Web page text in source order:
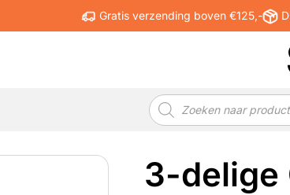
Gratis verzending boven €125,-
Producten
zoeken
3-delige